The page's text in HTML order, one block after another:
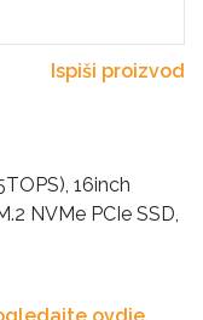
Ispiši proizvod
16inch
NVMe PCIe SSD,